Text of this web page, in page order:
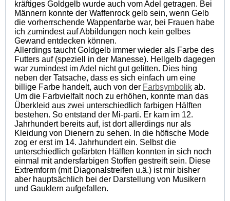
kräftiges Goldgelb wurde auch vom Adel getragen. Bei
Männern konnte der Waffenrock gelb sein, wenn Gelb
die vorherrschende Wappenfarbe war, bei Frauen habe
ich zumindest auf Abbildungen noch kein gelbes
Gewand entdecken können.
Allerdings taucht Goldgelb immer wieder als Farbe des
Futters auf (speziell in der Manesse). Hellgelb dagegen
war zumindest im Adel nicht gut gelitten. Dies hing
neben der Tatsache, dass es sich einfach um eine
billige Farbe handelt, auch von der Farbsymbolik ab.
Um die Farbvielfalt noch zu erhöhen, konnte man das
Überkleid aus zwei unterschiedlich farbigen Hälften
bestehen. So entstand der Mi-parti. Er kam im 12.
Jahrhundert bereits auf, ist dort allerdings nur als
Kleidung von Dienern zu sehen. In die höfische Mode
zog er erst im 14. Jahrhundert ein. Selbst die
unterschiedlich gefärbten Hälften konnten in sich noch
einmal mit andersfarbigen Stoffen gestreift sein. Diese
Extremform (mit Diagonalstreifen u.ä.) ist mir bisher
aber hauptsächlich bei der Darstellung von Musikern
und Gauklern aufgefallen.